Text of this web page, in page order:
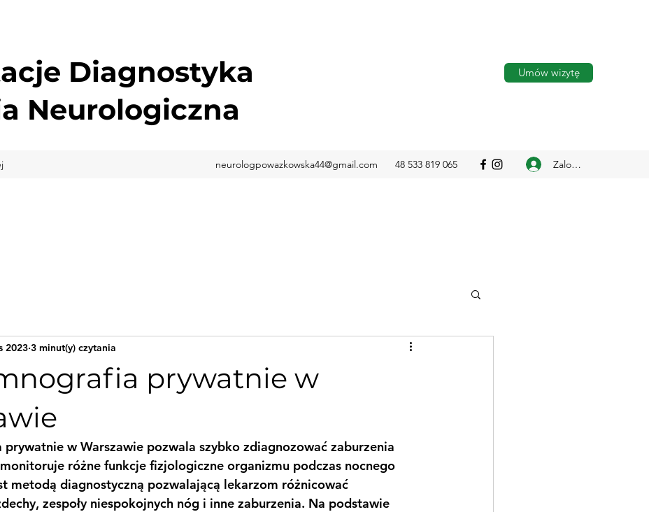
Diagnostyka
Neurologiczna
Umów wizytę
neurologpowazkowska44@gmail.com 48 533 819 065 Zaloguj się
prywatnie w
2023 3 minut(y) czytania
w Warszawie pozwala szybko zdiagnozować zaburzenia
różne funkcje fizjologiczne organizmu podczas nocnego
metodą diagnostyczną pozwalającą lekarzom różnicować
zespoły niespokojnych nóg i inne zaburzenia. Na podstawie